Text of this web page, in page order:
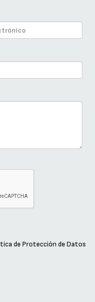
de Protección de Datos